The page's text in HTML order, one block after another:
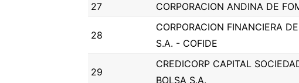
27
CORPORACION ANDINA DE
28
CORPORACION FINANCIERA
S.A. - COFIDE
29
CREDICORP CAPITAL
BOLSA S.A.